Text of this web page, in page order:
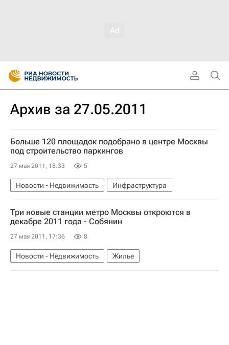
Архив за 27.05.2011
Больше 120 площадок подобрано в центре Москвы
под строительство паркингов
27 мая 2011, 18:33 5
Новости - Недвижимость Инфраструктура
Три новые станции метро Москвы откроются в
декабре 2011 года - Собянин
27 мая 2011, 17:36 8
Новости - Недвижимость Жилье